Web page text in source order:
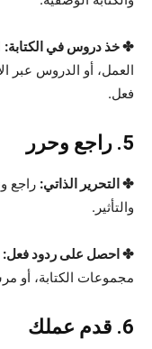
✤ خذ دروس في الكتابة:
العمل، أو الدروس عبر
فعل.
5. راجع وحرر
✤ التحرير الذاتي: راجع
والتأثير.
✤ احصل على ردود فعل:
مجموعات الكتابة، أو
6. قدم عملك